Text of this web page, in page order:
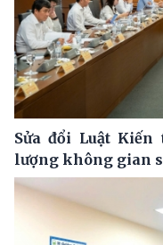
Sửa đổi Luật Kiến
lượng không gian